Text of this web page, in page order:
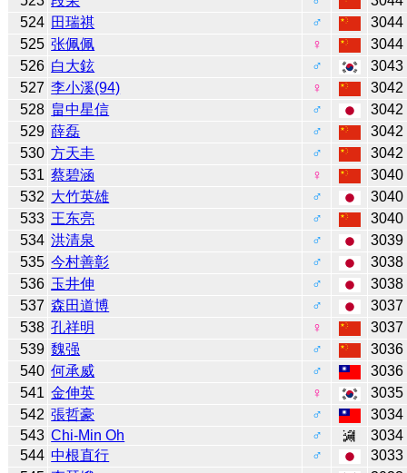
524 田瑞祺 ♂
3044
525 张佩佩 ♀
3044
526 白大鉉 ♂
3043
527 李小溪(94) ♀
3042
528 畠中星信 ♂
3042
529 薛磊 ♂
3042
530 方天丰 ♂
3042
531 蔡碧涵 ♀
3040
532 大竹英雄 ♂
3040
533 王东亮 ♂
3040
534 洪清泉 ♂
3039
535 今村善彰 ♂
3038
536 玉井伸 ♂
3038
537 森田道博 ♂
3037
538 孔祥明 ♀
3037
539 魏强 ♂
3036
540 何承威 ♂
3036
541 金伸英 ♀
3035
542 張哲豪 ♂
3034
543 Chi-Min Oh ♂
3034
544 中根直行 ♂
3033